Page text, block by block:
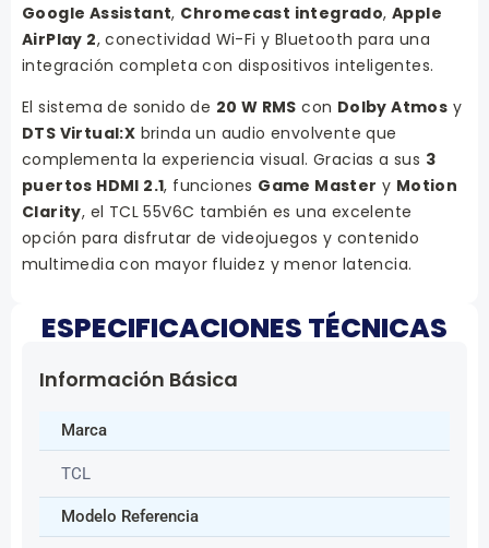
Google Assistant, Chromecast integrado,Apple
AirPlay 2, conectividad Wi-Fi y Bluetooth para una
integración completa con dispositivos inteligentes.
El sistema de sonido de 20 W RMS con Dolby Atmos y
DTS Virtual:X brinda un audio envolvente que
complementa la experiencia visual. Gracias a sus 3
puertos HDMI 2.1, funciones Game Master y Motion
Clarity, el TCL 55V6C también es una excelente
opción para disfrutar de videojuegos y contenido
multimedia con mayor fluidez y menor latencia.
ESPECIFICACIONES TÉCNICAS
Información Básica
Marca
TCL
Modelo Referencia